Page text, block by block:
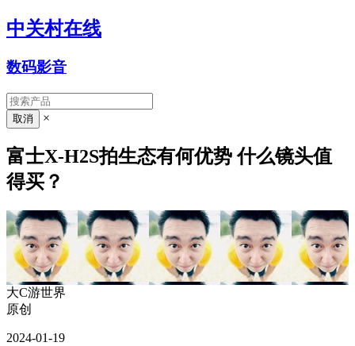
中关村在线
数码影音
×
富士X-H2S拍生态有何优势 什么镜头值
得买？
大C游世界
原创
2024-01-19